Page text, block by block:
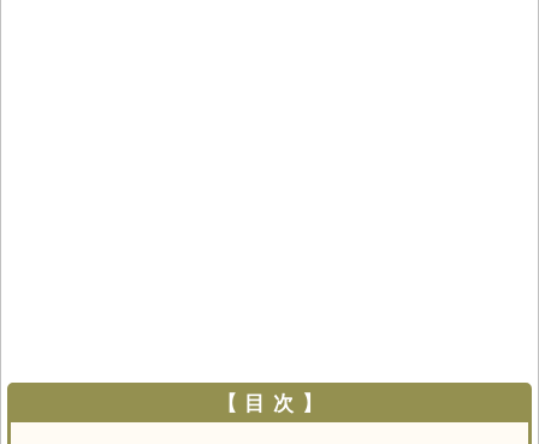
【 目 次 】